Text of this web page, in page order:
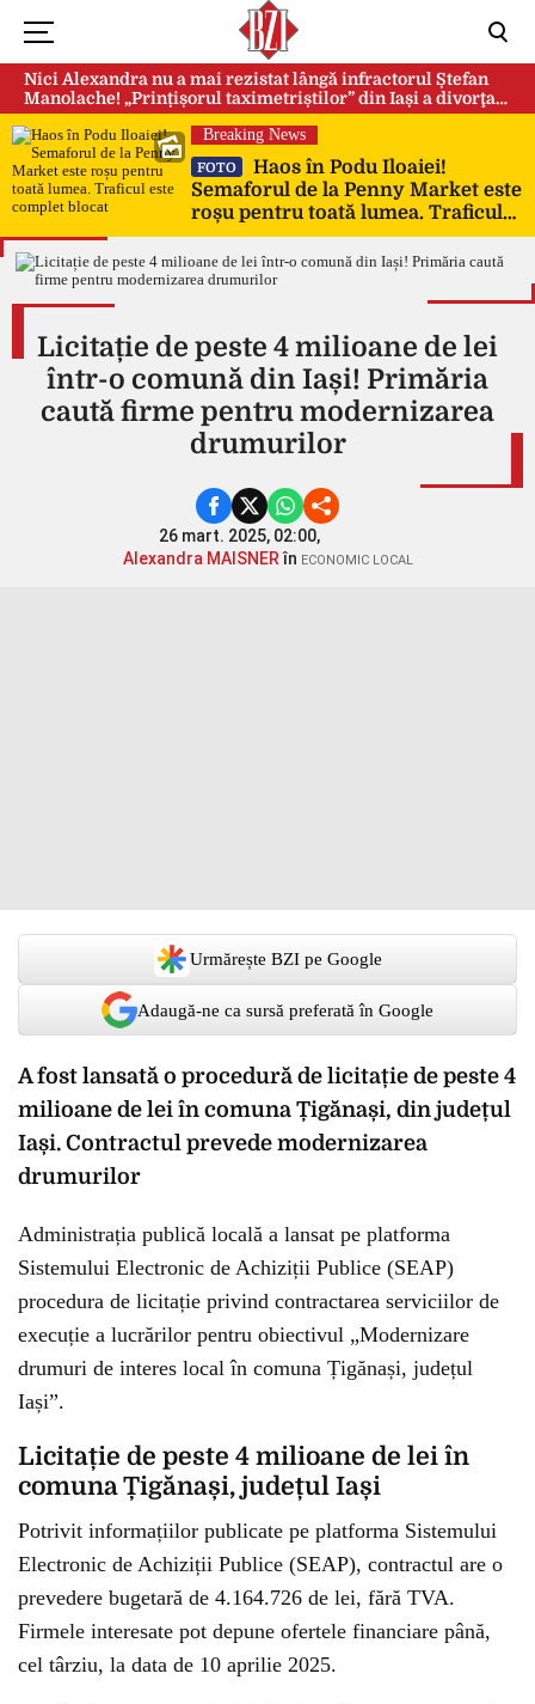
Nici Alexandra nu a mai rezistat lângă infractorul Ștefan
Manolache! „Prințișorul taximetriștilor” din Iași a divorţat
după doi ani de căsnicie
Breaking News
FOTO
Haos în Podu Iloaiei!
Semaforul de la Penny Market este
roșu pentru toată lumea. Traficul
este complet blocat
Licitație de peste 4 milioane de lei
într-o comună din Iași! Primăria
caută firme pentru modernizarea
drumurilor
26 mart. 2025, 02:00,
Alexandra MAISNERîn ECONOMIC LOCAL
Urmărește BZI pe Google
Adaugă-ne ca sursă preferată în Google
A fost lansată o procedură de licitație de peste 4
milioane de lei în comuna Țigănași, din județul
Iași. Contractul prevede modernizarea
drumurilor
Administrația publică locală a lansat pe platforma
Sistemului Electronic de Achiziții Publice (SEAP)
procedura de licitație privind contractarea serviciilor de
execuție a lucrărilor pentru obiectivul „Modernizare
drumuri de interes local în comuna Țigănași, județul
Iași”.
Licitație de peste 4 milioane de lei în
comuna Țigănași, județul Iași
Potrivit informațiilor publicate pe platforma Sistemului
Electronic de Achiziții Publice (SEAP), contractul are o
prevedere bugetară de 4.164.726 de lei, fără TVA.
Firmele interesate pot depune ofertele financiare până,
cel târziu, la data de 10 aprilie 2025.